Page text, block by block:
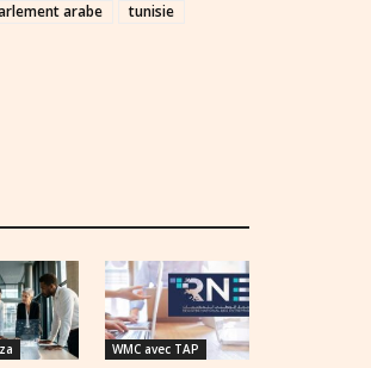
arabe
tunisie
WMC avec TAP